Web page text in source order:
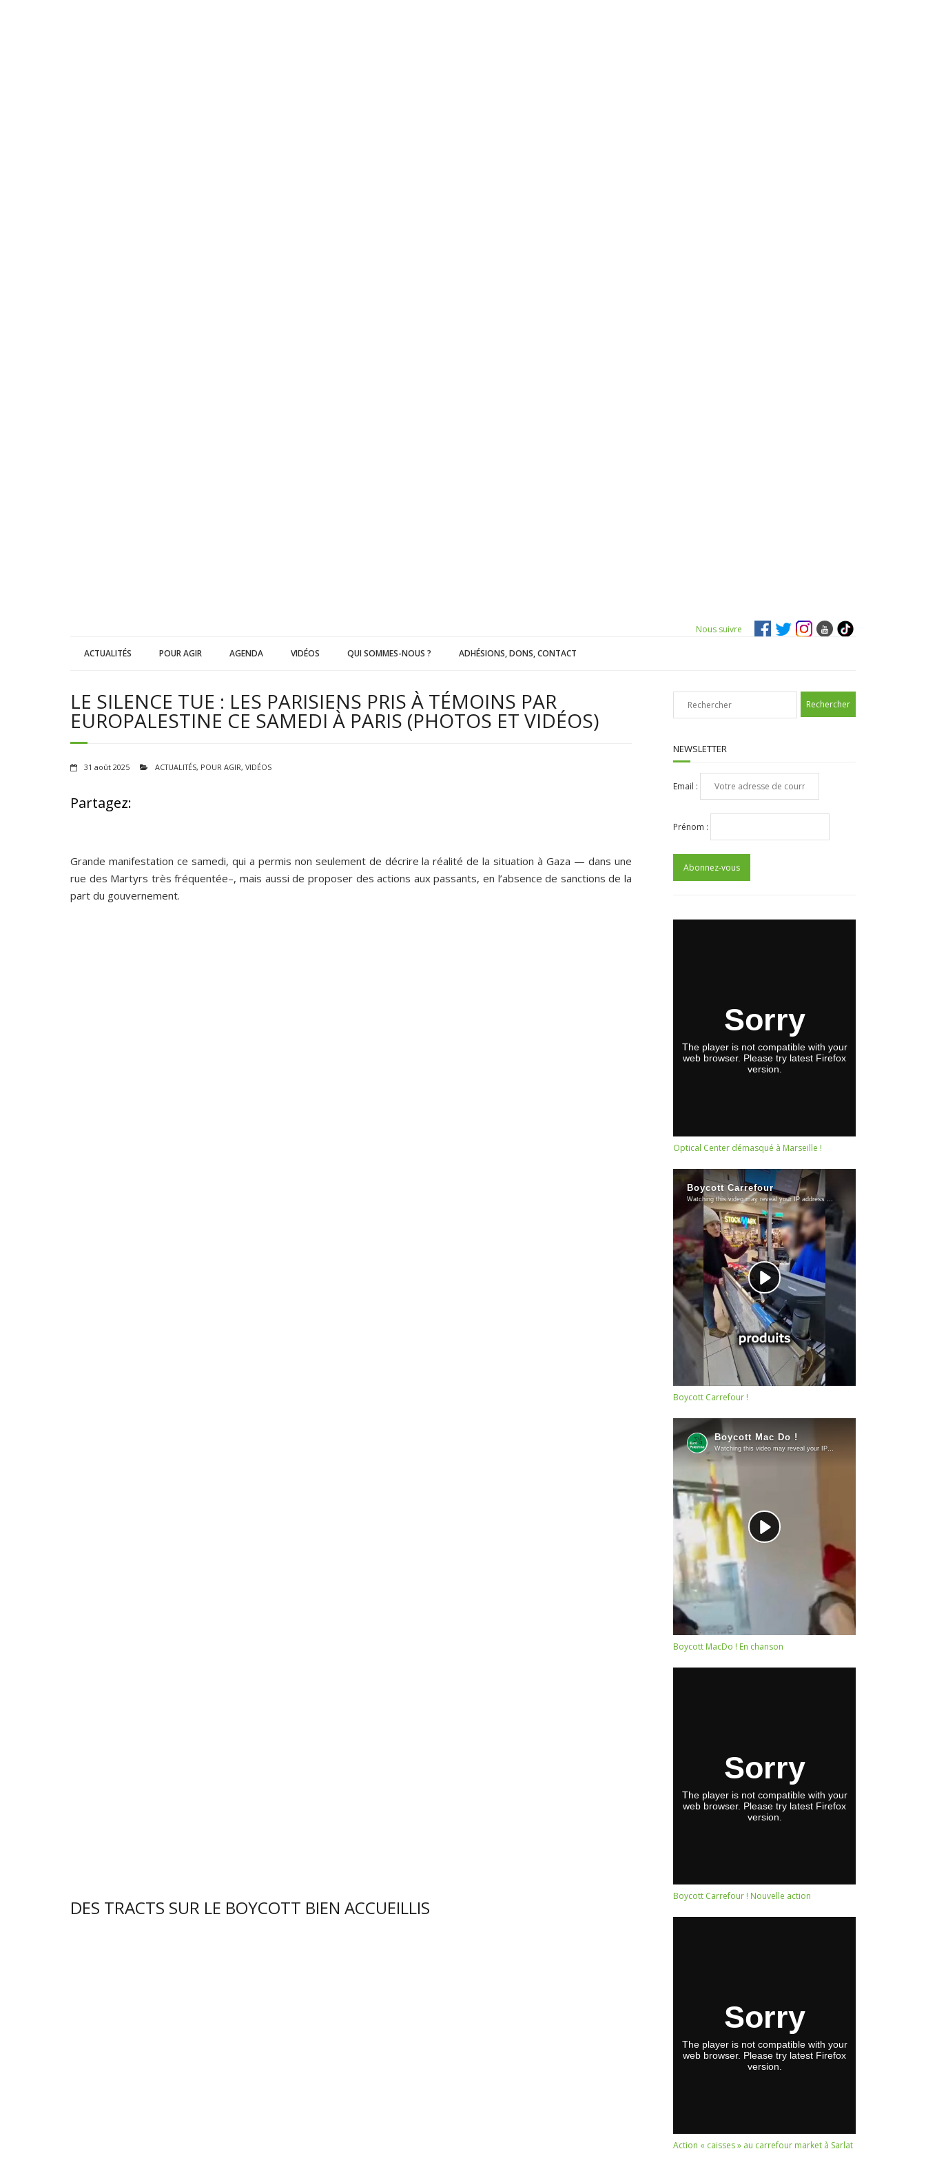
Nous suivre
ACTUALITÉS POUR AGIR AGENDA VIDÉOS QUI SOMMES-NOUS ? ADHÉSIONS, DONS, CONTACT
LE SILENCE TUE : LES PARISIENS PRIS À TÉMOINS PAR
EUROPALESTINE CE SAMEDI À PARIS (PHOTOS ET VIDÉOS)
31 août 2025 ACTUALITÉS, POUR AGIR, VIDÉOS
Partagez:
Grande manifestation ce samedi, qui a permis non seulement de décrire la réalité de la situation à Gaza — dans une
rue des Martyrs très fréquentée–, mais aussi de proposer des actions aux passants, en l’absence de sanctions de la
part du gouvernement.
DES TRACTS SUR LE BOYCOTT BIEN ACCUEILLIS
NEWSLETTER
Email :
Prénom :
Optical Center démasqué à Marseille !
Boycott Carrefour !
Boycott MacDo ! En chanson
Boycott Carrefour ! Nouvelle action
Action « caisses » au carrefour market à Sarlat